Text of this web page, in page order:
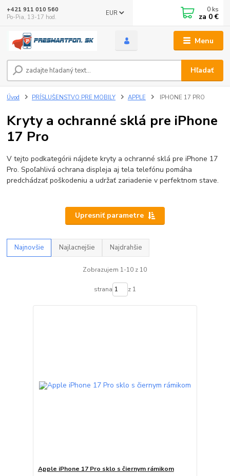
Menu
EUR
Hľadať
+421 911 010 560
Po-Pia, 13-17 hod.
0 ks
za 0 €
Úvod PRÍSLUŠENSTVO PRE MOBILY APPLE IPHONE 17 PRO
Kryty a ochranné sklá pre iPhone
17 Pro
V tejto podkategórii nájdete kryty a ochranné sklá pre iPhone 17
Pro. Spoľahlivá ochrana displeja aj tela telefónu pomáha
predchádzať poškodeniu a udržať zariadenie v perfektnom stave.
Upresniť parametre
Najnovšie Najlacnejšie Najdrahšie
Zobrazujem 1-10 z 10
strana z 1
Apple iPhone 17 Pro sklo s čiernym rámikom